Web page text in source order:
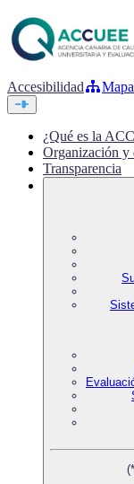
Accesibilidad
¿Qué es la
Organización y
Transparencia